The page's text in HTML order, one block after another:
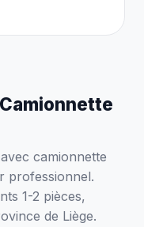
camionnette
professionnel.
1-2 pièces,
de Liège.